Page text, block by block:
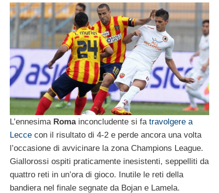
L’ennesima Romainconcludente si fa travolgere a
Lecce con il risultato di 4-2 e perde ancora una volta
l’occasione di avvicinare la zona Champions League.
Giallorossi ospiti praticamente inesistenti, seppelliti da
quattro reti in un’ora di gioco. Inutile le reti della
bandiera nel finale segnate da Bojan e Lamela.